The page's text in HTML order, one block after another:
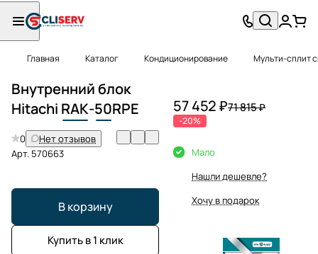
Главная Каталог Кондиционирование Мульти-сплит
Внутренний блок
Hitachi RAK-50RPE
0
Нет отзывов
Арт. 570663
В корзину
Купить в 1 клик
57 452 ₽71 815 ₽
-20%
Мало
Нашли дешевле?
Хочу в подарок